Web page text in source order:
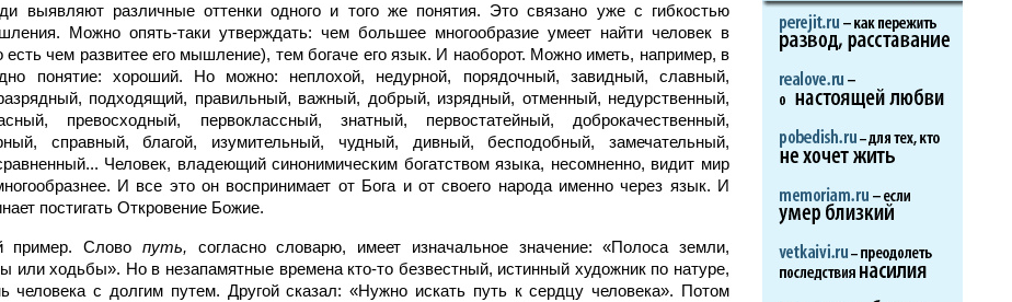
выявляют различные оттенки одного и того же понятия. Это связано уже с гибкостью
Можно опять-таки утверждать: чем большее многообразие умеет найти человек в
чем развитее его мышление), тем богаче его язык. И наоборот. Можно иметь, например, в
понятие: хороший. Но можно: неплохой, недурной, порядочный, завидный, славный,
подходящий, правильный, важный, добрый, изрядный, отменный, недурственный,
превосходный, первоклассный, знатный, первостатейный, доброкачественный,
справный, благой, изумительный, чудный, дивный, бесподобный, замечательный,
Человек, владеющий синонимическим богатством языка, несомненно, видит мир
И все это он воспринимает от Бога и от своего народа именно через язык. И
постигать Откровение Божие.
пример. Слово путь, согласно словарю, имеет изначальное значение: «Полоса земли,
или ходьбы». Но в незапамятные времена кто-то безвестный, истинный художник по натуре,
человека с долгим путем. Другой сказал: «Нужно искать путь к сердцу человека». Потом